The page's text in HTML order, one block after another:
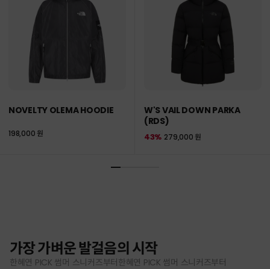
NOVELTY OLEMA HOODIE
198,000 원
W'S VAIL DOWN PARKA
(RDS)
279,000 원
43%
가장 가벼운 발걸음의 시작
한혜연 PICK 썸머 스니커즈부터한혜연 PICK 썸머 스니커즈부터